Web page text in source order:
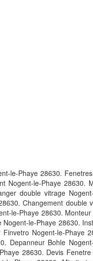
le-Phaye 28630.
Nogent-le-Phaye 28630.
double vitrage
Changement double
le-Phaye 28630.
le-Phaye 28630.
Nogent-le-Phaye
Depanneur Bohle
28630. Devis